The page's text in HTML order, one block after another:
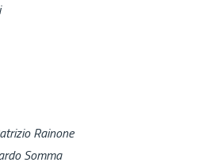
Rainone
Somma